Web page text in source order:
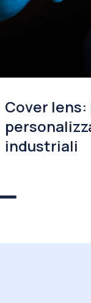
Cover
industriali